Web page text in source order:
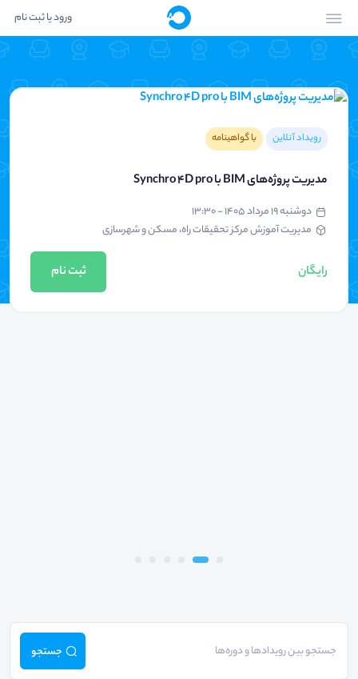
ورود یا ثبت نام
رویداد آنلاین با گواهینامه
مدیریت پروژه‌های BIM با Synchro 4D pro
دوشنبه ۱۹ مرداد ۱۴۰۵ - ۱۳:۳۰
مدیریت آموزش مرکز تحقیقات راه، مسکن و شهرسازی
رایگان ثبت نام
جستجو